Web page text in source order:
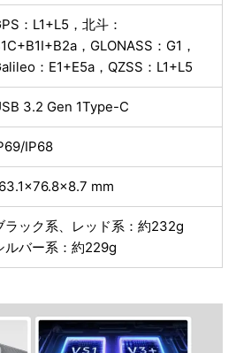
：L1+L5，北斗：
，GLONASS：G1，
：E1+E5a，QZSS：L1+L5
3.2 Gen 1Type-C
IP68
mm
ラック系、レッド系：約232g
ルバー系：約229g